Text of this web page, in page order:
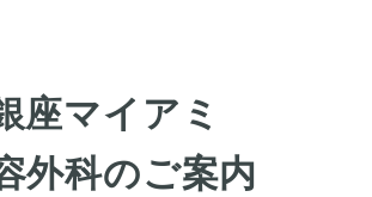
座マイアミ
外科のご案内